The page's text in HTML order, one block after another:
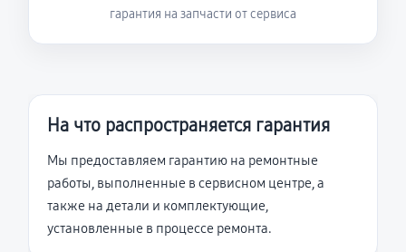
гарантия на запчасти от сервиса
На что распространяется гарантия
Мы предоставляем гарантию на ремонтные
работы, выполненные в сервисном центре, а
также на детали и комплектующие,
установленные в процессе ремонта.